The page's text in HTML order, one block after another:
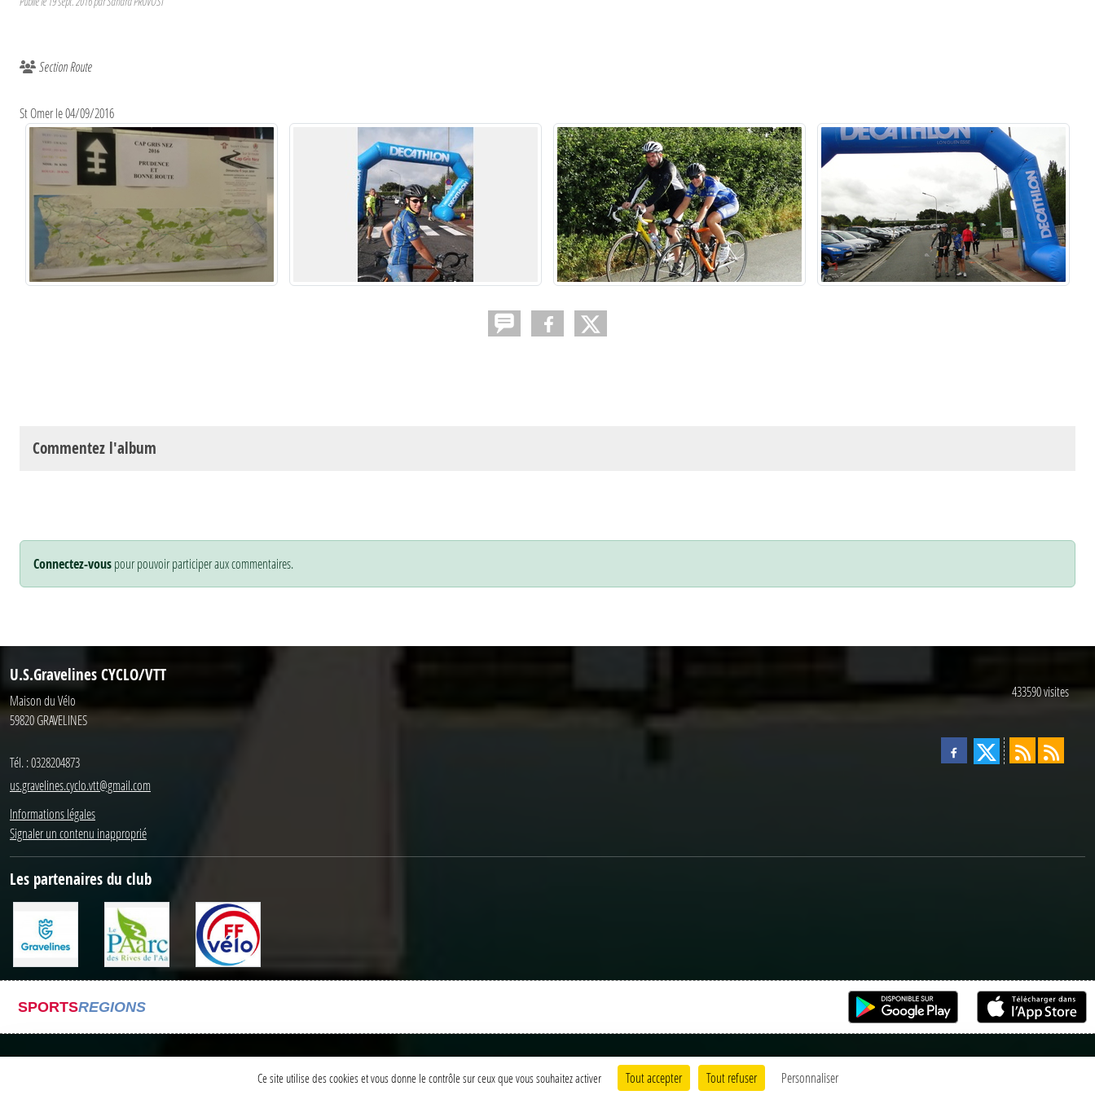
Section Route
St Omer le 04/09/2016
Commentez l'album
Connectez-vouspour pouvoir participer aux commentaires.
U.S.Gravelines CYCLO/VTT
Maison du Vélo
59820GRAVELINES
Tél. :0328204873
us.gravelines.cyclo.vtt@gmail.com
Informations légales
Signaler un contenu inapproprié
433590visites
Les partenaires du club
SPORTSREGIONS
Gestion des cookies
Ce site utilise des cookies et vous donne le contrôle sur ceux que vous souhaitez activer Tout accepter Tout refuser Personnaliser